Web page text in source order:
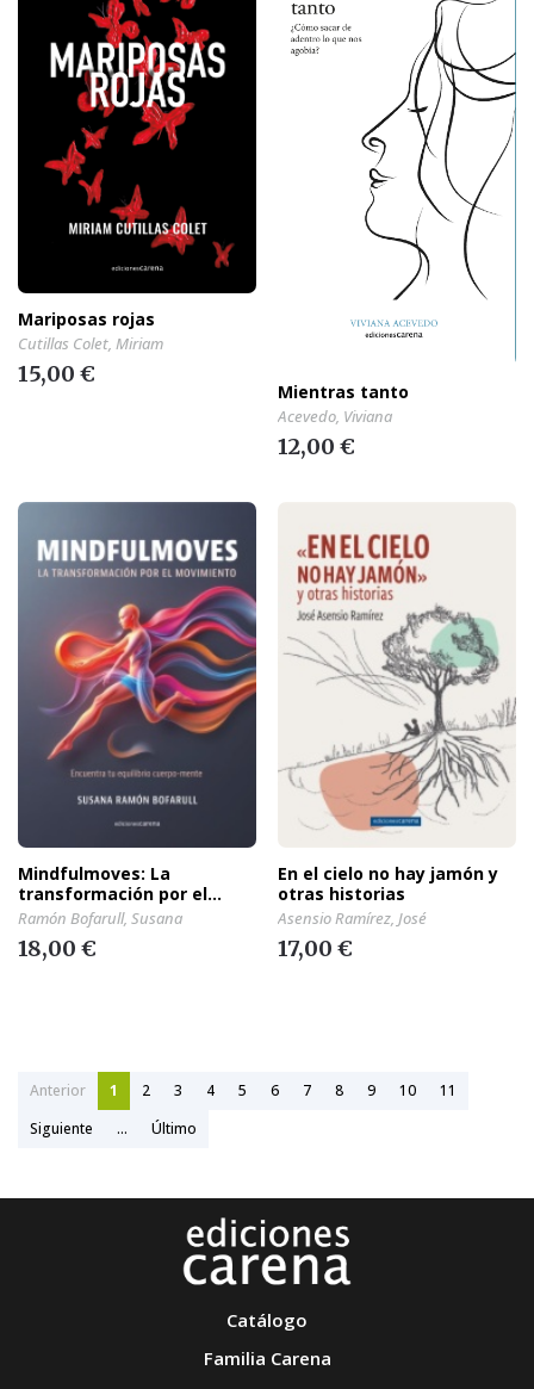
Mariposas rojas
Cutillas Colet, Miriam
15,00 €
Mientras tanto
Acevedo, Viviana
12,00 €
Mindfulmoves: La
transformación por el
movimiento
Ramón Bofarull, Susana
18,00 €
En el cielo no hay jamón y
otras historias
Asensio Ramírez, José
17,00 €
Anterior 1 2 3 4 5 6 7 8 9 10
11
Siguiente
... Último
Catálogo
Familia Carena